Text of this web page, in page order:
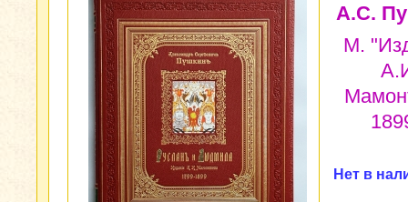
А.С.
М.
Нет в